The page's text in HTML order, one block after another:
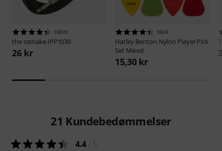
18009
the sssnake IPP1030
26 kr
9834
Harley Benton Nylon Player Pick
Set Mixed
15,30 kr
21 Kundebedømmelser
4.4